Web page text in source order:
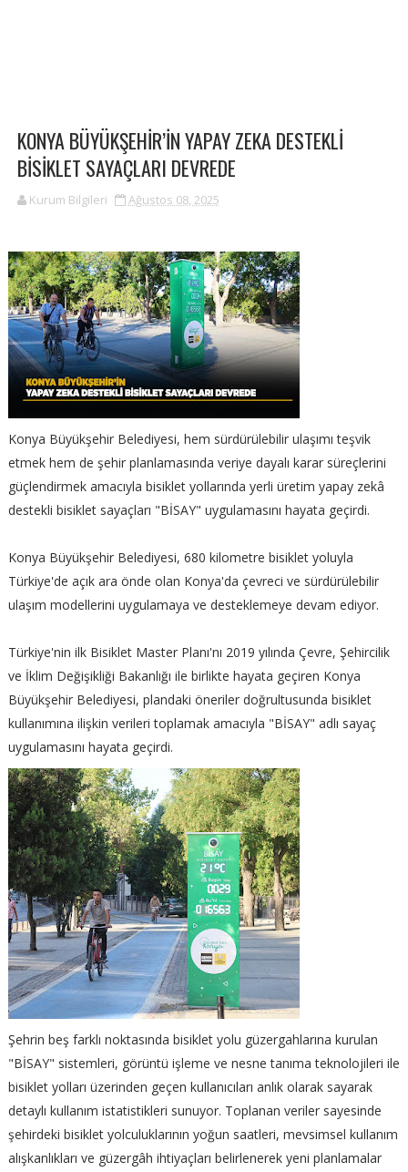
KONYA BÜYÜKŞEHİR’İN YAPAY ZEKA DESTEKLİ
BİSİKLET SAYAÇLARI DEVREDE
Kurum Bilgileri Ağustos 08, 2025
Konya Büyükşehir Belediyesi, hem sürdürülebilir ulaşımı teşvik
etmek hem de şehir planlamasında veriye dayalı karar süreçlerini
güçlendirmek amacıyla bisiklet yollarında yerli üretim yapay zekâ
destekli bisiklet sayaçları "BİSAY" uygulamasını hayata geçirdi.
Konya Büyükşehir Belediyesi, 680 kilometre bisiklet yoluyla
Türkiye'de açık ara önde olan Konya'da çevreci ve sürdürülebilir
ulaşım modellerini uygulamaya ve desteklemeye devam ediyor.
Türkiye'nin ilk Bisiklet Master Planı'nı 2019 yılında Çevre, Şehircilik
ve İklim Değişikliği Bakanlığı ile birlikte hayata geçiren Konya
Büyükşehir Belediyesi, plandaki öneriler doğrultusunda bisiklet
kullanımına ilişkin verileri toplamak amacıyla "BİSAY" adlı sayaç
uygulamasını hayata geçirdi.
Şehrin beş farklı noktasında bisiklet yolu güzergahlarına kurulan
"BİSAY" sistemleri, görüntü işleme ve nesne tanıma teknolojileri ile
bisiklet yolları üzerinden geçen kullanıcıları anlık olarak sayarak
detaylı kullanım istatistikleri sunuyor. Toplanan veriler sayesinde
şehirdeki bisiklet yolculuklarının yoğun saatleri, mevsimsel kullanım
alışkanlıkları ve güzergâh ihtiyaçları belirlenerek yeni planlamalar